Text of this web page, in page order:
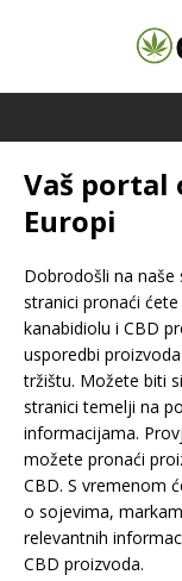
Vaš portal
Europi
Dobrodošli na naše
stranici pronaći
kanabidiolu i CBD
usporedbi
tržištu. Možete biti
stranici temelji na
informacijama.
možete pronaći
CBD. S vremenom
o sojevima,
relevantnih
CBD proizvoda.